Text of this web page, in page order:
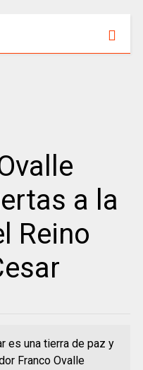
a la
Reino
es una tierra de paz y
Franco Ovalle